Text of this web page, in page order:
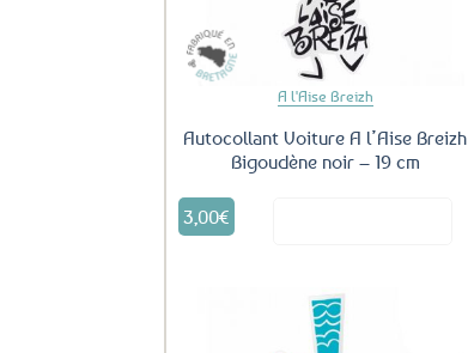
A l'Aise Breizh
Autocollant Voiture A l’Aise Breizh
Bigoudène noir – 19 cm
3,00€